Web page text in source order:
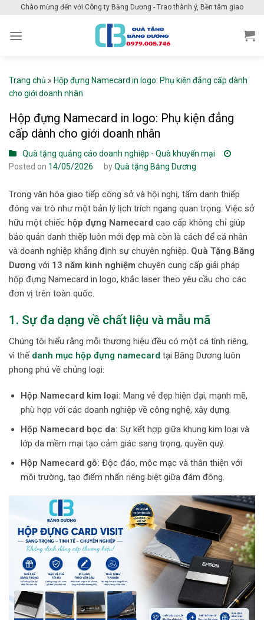
content
Chào mừng đến với Công ty Băng Dương - Trao thành ý, Bền tâm giao
Trang chủ » Hộp đựng Namecard in logo: Phụ kiện đẳng cấp dành
cho giới doanh nhân
Hộp đựng Namecard in logo: Phụ kiện đẳng
cấp dành cho giới doanh nhân
Quà tặng quảng cáo doanh nghiệp - Quà khuyến mại
Posted on 14/05/2026 byQuà tặng Băng Dương
Trong văn hóa giao tiếp công sở và hội nghị, tấm danh thiếp
đóng vai trò như một bản lý lịch trích ngang quan trọng. Việc sở
hữu một chiếc hộp đựng Namecard cao cấp không chỉ giúp
bảo quản danh thiếp luôn mới đẹp mà còn là cách để cá nhân
và doanh nghiệp khẳng định sự chuyên nghiệp. Quà Tặng Băng
Dương với 13 năm kinh nghiệm chuyên cung cấp giải pháp
hộp đựng Namecard in logo, khắc laser theo yêu cầu cho các
đơn vị trên toàn quốc.
1. Sự đa dạng về chất liệu và mẫu mã
Chúng tôi hiểu rằng mỗi thương hiệu đều có một cá tính riêng,
vì thế danh mục hộp đựng namecard tại Băng Dương luôn
phong phú về chủng loại:
Hộp Namecard kim loại: Mang vẻ đẹp hiện đại, mạnh mẽ,
phù hợp với các doanh nghiệp về công nghệ, xây dựng.
Hộp Namecard bọc da: Sự kết hợp giữa khung kim loại và
lớp da mềm mại tạo cảm giác sang trọng, quyền quý.
Hộp Namecard gỗ: Độc đáo, mộc mạc và thân thiện với
môi trường, tạo điểm nhấn riêng biệt giữa đám đông.